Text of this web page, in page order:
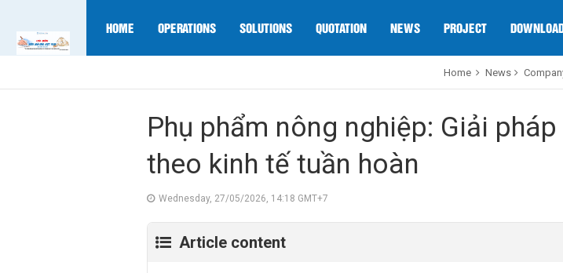
HOME OPERATIONS SOLUTIONS QUOTATION NEWS PROJECT
Home News
Phụ phẩm nông nghiệp: Giải
theo kinh tế tuần hoàn
Wednesday, 27/05/2026, 14:18 GMT+7
Article content